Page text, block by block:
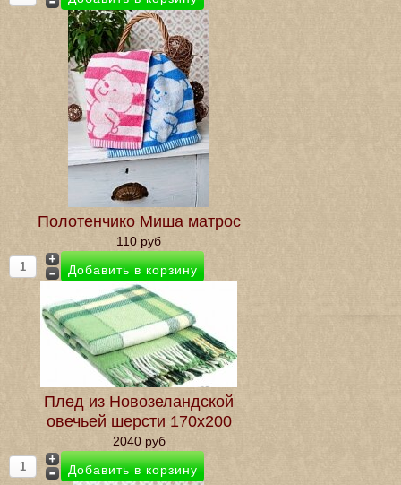
Полотенчико Миша матрос
110 руб
Плед из Новозеландской
овечьей шерсти 170х200
2040 руб